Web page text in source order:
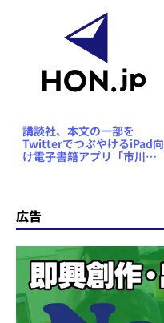
講談社、本文の一部を
TwitterでつぶやけるiPad向
け電子書籍アプリ「市川海
広告